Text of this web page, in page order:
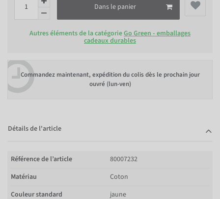
Dans le panier
Autres éléments de la catégorieGo Green - emballages
cadeaux durables
Commandez maintenant, expédition du colis dès le prochain jour
ouvré (lun-ven)
Détails de l'article
Référence de l’article
80007232
Matériau
Coton
Couleur standard
jaune